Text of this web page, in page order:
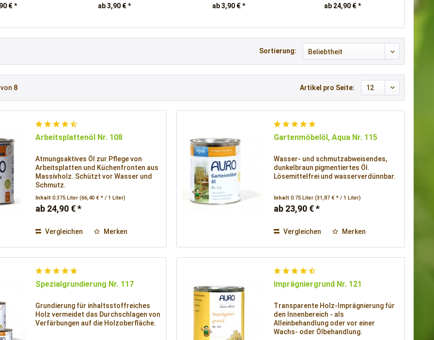
€ * ab 3,90 € * ab 3,90 € * ab 24,90 € *
Sortierung:
von 8 Artikel pro Seite:
Arbeitsplattenöl Nr. 108
Atmungsaktives Öl zur Pflege von
Arbeitsplatten und Küchenfronten aus
Massivholz. Schützt vor Wasser und
Schmutz.
Inhalt0.375 Liter(66,40 € * / 1 Liter)
ab 24,90 € *
Vergleichen Merken
Gartenmöbelöl, Aqua Nr. 115
Wasser- und schmutzabweisendes,
dunkelbraun pigmentiertes Öl.
Lösemittelfrei und wasserverdünnbar.
Inhalt0.75 Liter(31,87 € * / 1 Liter)
ab 23,90 € *
Vergleichen Merken
Spezialgrundierung Nr. 117
Grundierung für inhaltsstoffreiches
Holz vermeidet das Durchschlagen von
Verfärbungen auf die Holzoberfläche.
Imprägniergrund Nr. 121
Transparente Holz-Imprägnierung für
den Innenbereich - als
Alleinbehandlung oder vor einer
Wachs- oder Ölbehandlung.